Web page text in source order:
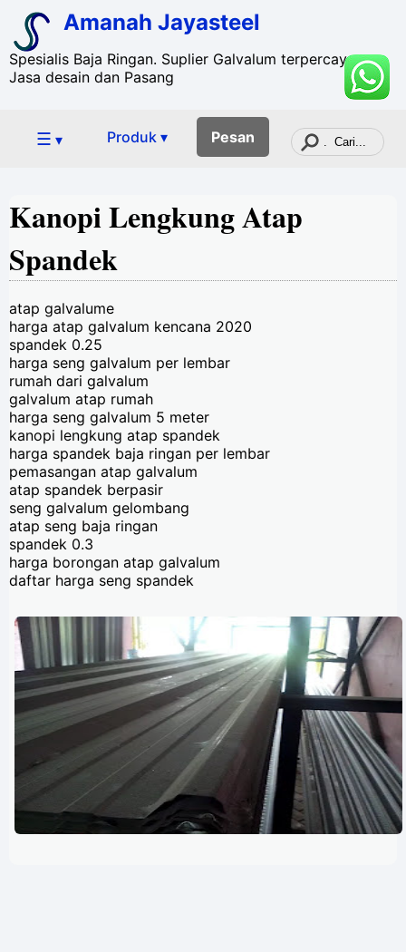
Amanah Jayasteel
Spesialis Baja Ringan. Suplier Galvalum terpercaya. +
Jasa desain dan Pasang
☰ ▾ Produk ▾ Pesan
Kanopi Lengkung Atap
Spandek
atap galvalume
harga atap galvalum kencana 2020
spandek 0.25
harga seng galvalum per lembar
rumah dari galvalum
galvalum atap rumah
harga seng galvalum 5 meter
kanopi lengkung atap spandek
harga spandek baja ringan per lembar
pemasangan atap galvalum
atap spandek berpasir
seng galvalum gelombang
atap seng baja ringan
spandek 0.3
harga borongan atap galvalum
daftar harga seng spandek